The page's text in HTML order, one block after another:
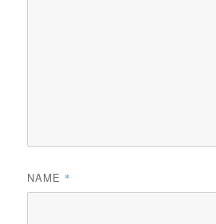
NAME *